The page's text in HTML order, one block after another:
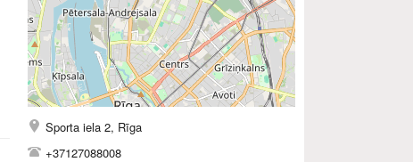
Sporta iela 2, Rīga
+37127088008